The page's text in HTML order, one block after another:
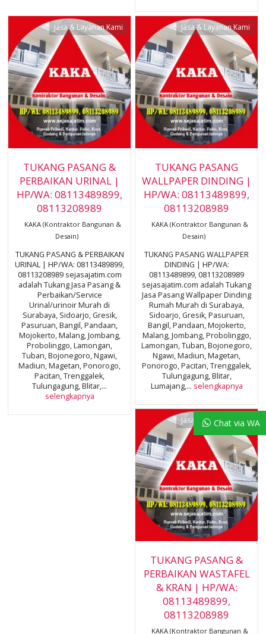
Jasa & Layanan Kami
TUKANG PASANG &
PERBAIKAN URINAL |
HP/WA: 08113489899,
08113208989
KAKA (Kontraktor Bangunan &
Desain)
TUKANG PASANG & PERBAIKAN
URINAL | HP/WA: 08113489899,
08113208989 sejasajatim.com
adalah Tukang Jasa Pasang &
Perbaikan/Service
Urinal/urinoir Murah di
Surabaya, Sidoarjo, Gresik,
Pasuruan, Bangil, Pandaan,
Mojokerto, Malang, Jombang,
Probolinggo, Lamongan,
Tuban, Bojonegoro, Ngawi,
Madiun, Magetan, Ponorogo,
Pacitan, Trenggalek,
Tulungagung, Blitar,...
selengkapnya
Jasa & Layanan Kami
TUKANG PASANG
WALLPAPER DINDING |
HP/WA: 08113489899,
08113208989
KAKA (Kontraktor Bangunan &
Desain)
TUKANG PASANG WALLPAPER
DINDING | HP/WA:
08113489899, 08113208989
sejasajatim.com adalah Tukang
Jasa Pasang Wallpaper Dinding
Rumah Murah di Surabaya,
Sidoarjo, Gresik, Pasuruan,
Bangil, Pandaan, Mojokerto,
Malang, Jombang, Probolinggo,
Lamongan, Tuban, Bojonegoro,
Ngawi, Madiun, Magetan,
Ponorogo, Pacitan, Trenggalek,
Tulungagung, Blitar,
Lumajang,... selengkapnya
Jasa & Layanan Kami
TUKANG PASANG &
PERBAIKAN WASTAFEL
& KRAN | HP/WA:
08113489899,
08113208989
KAKA (Kontraktor Bangunan &
Chat via WA